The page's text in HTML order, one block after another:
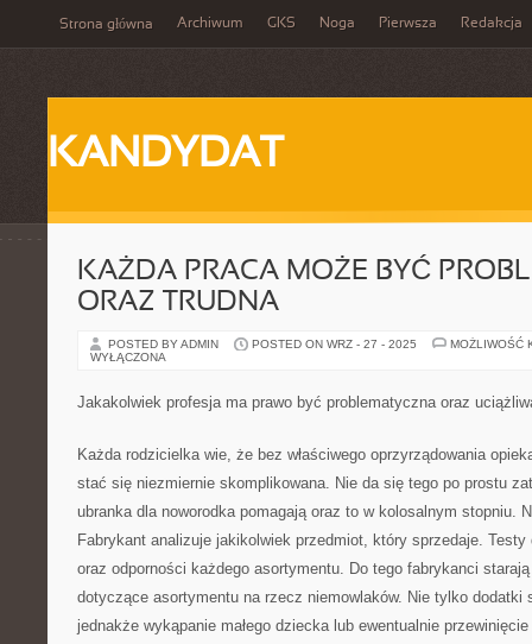
Strona główna Archiwum GKS Noga Pierwsza Redakcja
KANDYDAT
KAŻDA PRACA MOŻE BYĆ
ORAZ TRUDNA
POSTED BY ADMIN POSTED ON WRZ - 27 - 2025
MOŻLIWOŚĆ
WYŁĄCZONA
Jakakolwiek profesja ma prawo być problematyczna oraz
Każda rodzicielka wie, że bez właściwego oprzyrządowania
stać się niezmiernie skomplikowana. Nie da się tego po prostu
ubranka dla noworodka pomagają oraz to w kolosalnym stopniu.
Fabrykant analizuje jakikolwiek przedmiot, który sprzedaje.
oraz odporności każdego asortymentu. Do tego fabrykanci
dotyczące asortymentu na rzecz niemowlaków. Nie tylko dodatki
jednakże wykąpanie małego dziecka lub ewentualnie